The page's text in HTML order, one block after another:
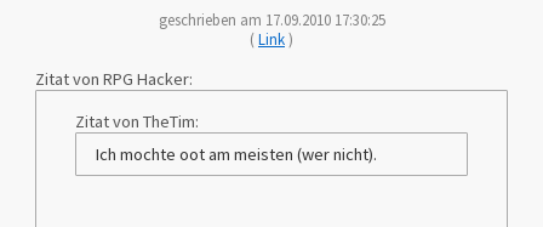
geschrieben am 17.09.2010 17:30:25
(Link)
Zitat von RPG Hacker:
Zitat von TheTim:
Ich mochte oot am meisten (wer nicht).